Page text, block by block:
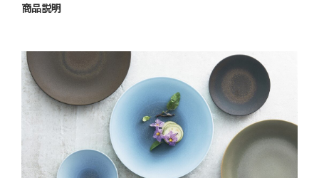
商品説明